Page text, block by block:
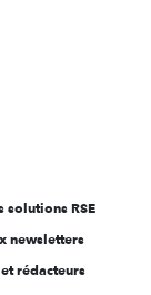
solutions RSE
newsletters
rédacteurs